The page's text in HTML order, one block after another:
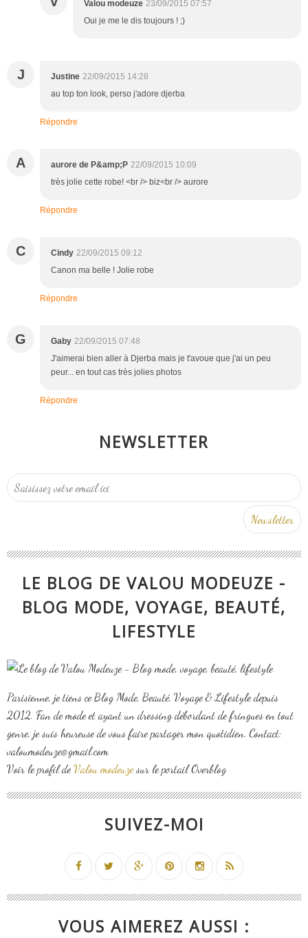
Valou modeuze 23/09/2015 07:57
Oui je me le dis toujours ! ;)
J Justine 22/09/2015 14:28
au top ton look, perso j'adore djerba
Répondre
A aurore de P&amp;P 22/09/2015 10:09
très jolie cette robe! <br /> biz<br /> aurore
Répondre
C Cindy 22/09/2015 09:12
Canon ma belle ! Jolie robe
Répondre
G Gaby 22/09/2015 07:48
J'aimerai bien aller à Djerba mais je t'avoue que j'ai un peu
peur... en tout cas très jolies photos
Répondre
NEWSLETTER
LE BLOG DE VALOU MODEUZE -
BLOG MODE, VOYAGE, BEAUTÉ,
LIFESTYLE
Parisienne, je tiens ce Blog Mode, Beauté, Voyage & Lifestyle depuis
2012. Fan de mode et ayant un dressing débordant de fringues en tout
genre, je suis heureuse de vous faire partager mon quotidien. Contact:
valoumodeuze@gmail.com
Voir le profil deValou modeuzesur le portail Overblog
SUIVEZ-MOI
VOUS AIMEREZ AUSSI :